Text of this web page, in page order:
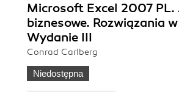
Microsoft Excel 2007 PL.
biznesowe. Rozwiązania
Wydanie III
Conrad Carlberg
Niedostępna